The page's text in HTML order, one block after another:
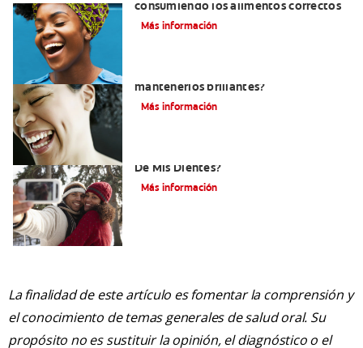
consumiendo los alimentos correctos
Más información
mantenerlos brillantes?
Más información
De Mis Dientes?
Más información
La finalidad de este artículo es fomentar la comprensión y
el conocimiento de temas generales de salud oral. Su
propósito no es sustituir la opinión, el diagnóstico o el